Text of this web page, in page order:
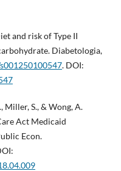
and risk of Type II
Diabetologia,
. DOI:
Miller, S., & Wong, A.
Act Medicaid
Econ.